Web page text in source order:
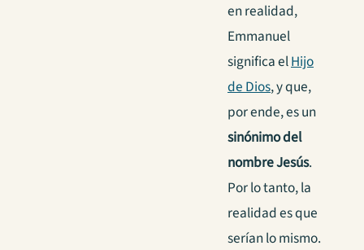
en realidad,
Emmanuel
significa elHijo
de Dios, y que,
por ende, es un
sinónimo del
nombre Jesús.
Por lo tanto, la
realidad es que
serían lo mismo.